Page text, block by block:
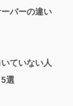
バーの違い
ていない人
選